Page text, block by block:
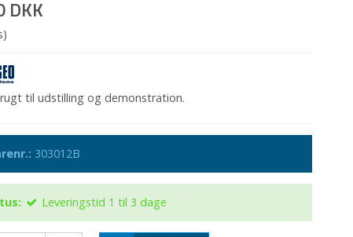
DKK
til udstilling og demonstration.
303012B
Leveringstid 1 til 3 dage